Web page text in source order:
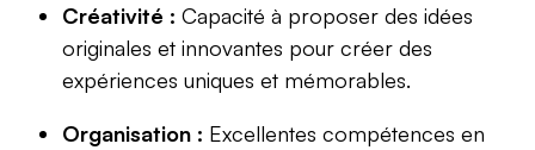
Créativité : Capacité à proposer des idées
originales et innovantes pour créer des
expériences uniques et mémorables.
Organisation : Excellentes compétences en